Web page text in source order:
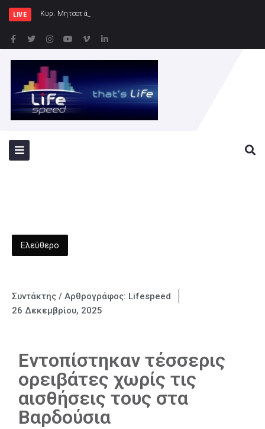
LIVE Κυρ. Μητσοτάκης: Η χώρα δεν μπ
Ελεύθερο
Συντάκτης / Αρθρογράφος: Lifespeed
26 Δεκεμβρίου, 2025
Εντοπίστηκαν τέσσερις
ορειβάτες χωρίς τις
αισθήσεις τους στα
Βαρδούσια